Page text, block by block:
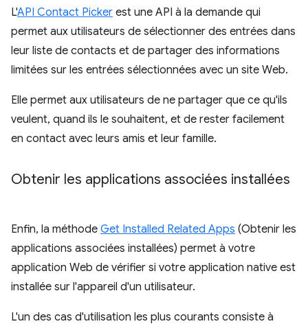
L'API Contact Picker est une API à la demande qui
permet aux utilisateurs de sélectionner des entrées dans
leur liste de contacts et de partager des informations
limitées sur les entrées sélectionnées avec un site Web.
Elle permet aux utilisateurs de ne partager que ce qu'ils
veulent, quand ils le souhaitent, et de rester facilement
en contact avec leurs amis et leur famille.
Obtenir les applications associées installées
Enfin, la méthode Get Installed Related Apps (Obtenir les
applications associées installées) permet à votre
application Web de vérifier si votre application native est
installée sur l'appareil d'un utilisateur.
L'un des cas d'utilisation les plus courants consiste à